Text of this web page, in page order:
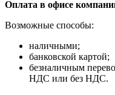
Оплата в офисе
Возможные способы:
наличными;
банковской картой;
безналичным
НДС или без НДС.